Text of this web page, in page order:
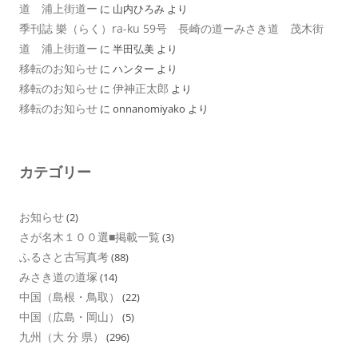
道 浦上街道ー に 山内ひろみ より
季刊誌 樂（らく）ra-ku 59号 長崎の道ーみさき道 茂木街
道 浦上街道ー に 半田弘美 より
移転のお知らせ に ハンター より
移転のお知らせ に 伊神正太郎 より
移転のお知らせ に onnanomiyako より
カテゴリー
お知らせ(2)
さが名木１００選■掲載一覧 (3)
ふるさと古写真考(88)
みさき道の道塚 (14)
中国（島根・鳥取） (22)
中国（広島・岡山） (5)
九州（大 分 県） (296)